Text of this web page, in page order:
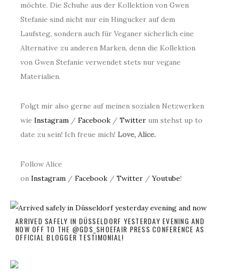
möchte. Die Schuhe aus der Kollektion von Gwen
Stefanie sind nicht nur ein Hingucker auf dem
Laufsteg, sondern auch für Veganer sicherlich eine
Alternative zu anderen Marken, denn die Kollektion
von Gwen Stefanie verwendet stets nur vegane
Materialien.
Folgt mir also gerne auf meinen sozialen Netzwerken
wie Instagram / Facebook / Twitter um stehst up to
date zu sein! Ich freue mich! Love, Alice.
Follow Alice
on Instagram / Facebook / Twitter /Youtube!
ARRIVED SAFELY IN DÜSSELDORF YESTERDAY EVENING AND
NOW OFF TO THE @GDS_SHOEFAIR PRESS CONFERENCE AS
OFFICIAL BLOGGER TESTIMONIAL!